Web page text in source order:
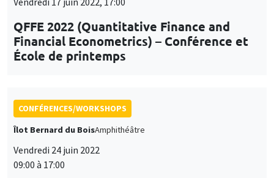
QFFE 2022 (Quantitative Finance and
Financial Econometrics) – Conférence et
École de printemps
CONFÉRENCES/WORKSHOPS
Îlot Bernard du BoisAmphithéâtre
Vendredi 24 juin 2022
09:00 à 17:00